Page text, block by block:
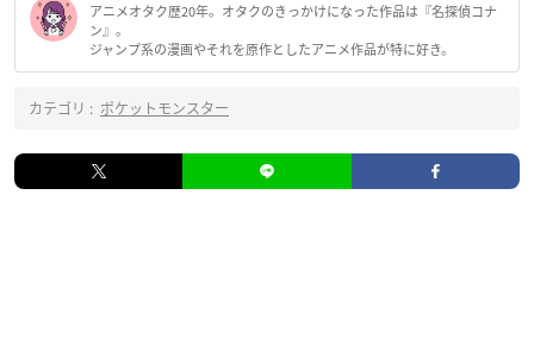
アニメオタク歴20年。オタクのきっかけになった作品は『名探偵コナ
ン』。
ジャンプ系の漫画やそれを原作としたアニメ作品が特に好き。
カテゴリ : ポケットモンスター